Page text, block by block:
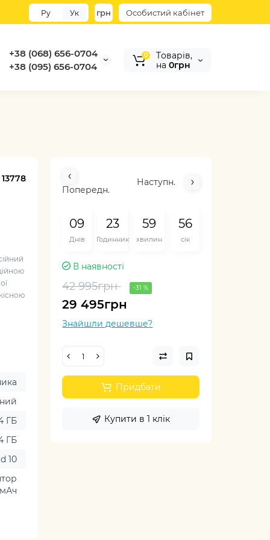
Особистий кабінет
грн
Ру Ук
+38 (068) 656-0704
+38 (095) 656-0704
0
Tоварів,
на 0грн
13778
ГБ
ГБ
10
Попередн.
Наступн.
09
Днів
23
Годинник
59
хвилин
55
сік
В наявності
42 995грн -31 %
29 495грн
Знайшли дешевше?
Придбати
Купити в 1 клік